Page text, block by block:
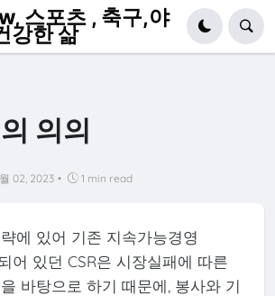
스포츠 , 축구,야
강한 삶
의의
02, 2023 • 1 min read
에 있어 기존 지속가능경영
어 있던 CSR은 시장실패에 따른
바탕으로 하기 때문에, 봉사와 기